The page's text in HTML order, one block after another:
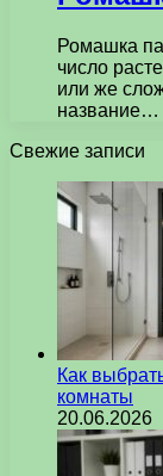
Ромашка
число
или же
название…
Свежие записи
Как
комнаты
20.06.2026